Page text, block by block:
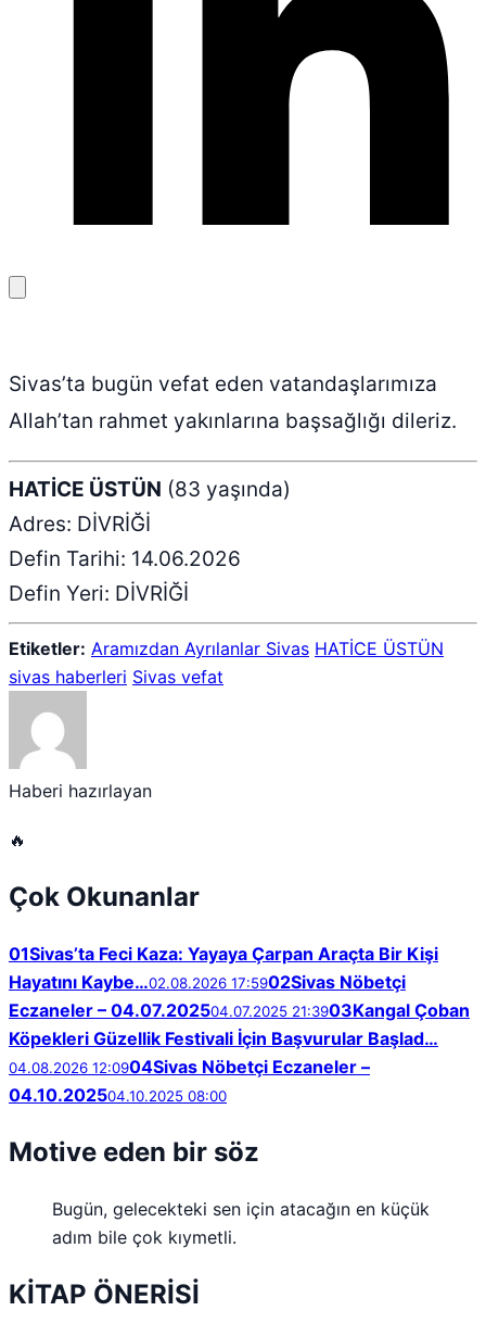
kopyala
Sivas’ta bugün vefat eden vatandaşlarımıza
Allah’tan rahmet yakınlarına başsağlığı dileriz.
HATİCE ÜSTÜN (83 yaşında)
Adres: DİVRİĞİ
Defin Tarihi: 14.06.2026
Defin Yeri: DİVRİĞİ
Etiketler: Aramızdan Ayrılanlar Sivas HATİCE ÜSTÜN
sivas haberleri Sivas vefat
Haberi hazırlayan
🔥
Çok Okunanlar
01Sivas’ta Feci Kaza: Yayaya Çarpan Araçta Bir Kişi
Hayatını Kaybe…02.08.2026 17:5902Sivas Nöbetçi
Eczaneler – 04.07.202504.07.2025 21:3903Kangal Çoban
Köpekleri Güzellik Festivali İçin Başvurular Başlad…
04.08.2026 12:0904Sivas Nöbetçi Eczaneler –
04.10.202504.10.2025 08:00
Motive eden bir söz
Bugün, gelecekteki sen için atacağın en küçük
adım bile çok kıymetli.
KİTAP ÖNERİSİ